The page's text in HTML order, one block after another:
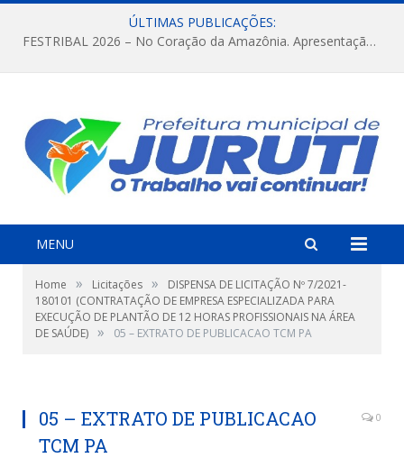
ÚLTIMAS PUBLICAÇÕES:
FESTRIBAL 2026 – No Coração da Amazônia. Apresentação da Munduruku.
MENU
Home » Licitações »
DISPENSA DE LICITAÇÃO Nº 7/2021-
180101 (CONTRATAÇÃO DE EMPRESA ESPECIALIZADA PARA
EXECUÇÃO DE PLANTÃO DE 12 HORAS PROFISSIONAIS NA ÁREA
DE SAÚDE) » 05 – EXTRATO DE PUBLICACAO TCM PA
05 – EXTRATO DE PUBLICACAO
TCM PA
0